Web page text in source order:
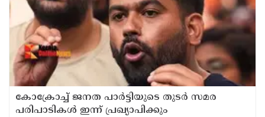
കോക്രോച്ച് ജനത പാര്‍ട്ടിയുടെ തുടര്‍ സമര
പരിപാടികള്‍ ഇന്ന് പ്രഖ്യാപിക്കും